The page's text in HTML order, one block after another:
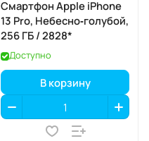
Смартфон Apple iPhone
13 Pro, Небесно‑голубой,
256 ГБ / 2828*
Доступно
В корзину